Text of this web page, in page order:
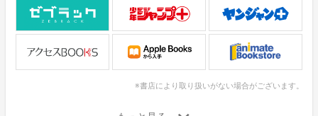
※書店により取り扱いがない場合がございます。